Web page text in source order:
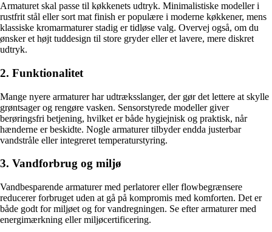
Armaturet skal passe til køkkenets udtryk. Minimalistiske modeller i
rustfrit stål eller sort mat finish er populære i moderne køkkener, mens
klassiske kromarmaturer stadig er tidløse valg. Overvej også, om du
ønsker et højt tuddesign til store gryder eller et lavere, mere diskret
udtryk.
2. Funktionalitet
Mange nyere armaturer har udtræksslanger, der gør det lettere at skylle
grøntsager og rengøre vasken. Sensorstyrede modeller giver
berøringsfri betjening, hvilket er både hygiejnisk og praktisk, når
hænderne er beskidte. Nogle armaturer tilbyder endda justerbar
vandstråle eller integreret temperaturstyring.
3. Vandforbrug og miljø
Vandbesparende armaturer med perlatorer eller flowbegrænsere
reducerer forbruget uden at gå på kompromis med komforten. Det er
både godt for miljøet og for vandregningen. Se efter armaturer med
energimærkning eller miljøcertificering.